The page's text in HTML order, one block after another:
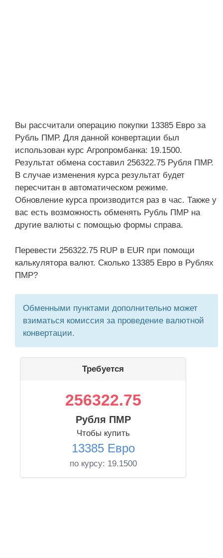
Вы рассчитали операцию покупки 13385 Евро за
Рубль ПМР. Для данной конвертации был
использован курс Агропромбанка: 19.1500.
Результат обмена составил 256322.75 Рубля ПМР.
В случае изменения курса результат будет
пересчитан в автоматическом режиме.
Обновление курса производится раз в час. Также у
вас есть возможность обменять Рубль ПМР на
другие валюты с помощью формы справа.
Перевести 256322.75 RUP в EUR при помощи
калькулятора валют. Сколько 13385 Евро в Рублях
ПМР?
Обменными пунктами дополнительно может
взиматься комиссия за проведение валютной
конвертации.
Требуется
256322.75
Рубля ПМР
Чтобы купить
13385 Евро
по курсу: 19.1500